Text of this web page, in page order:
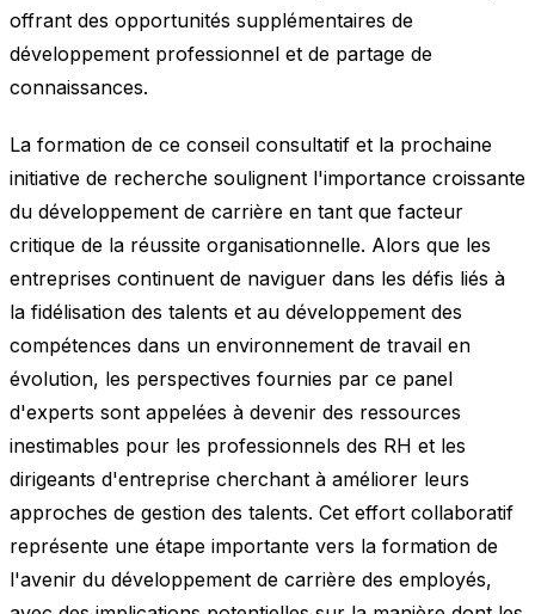
offrant des opportunités supplémentaires de
développement professionnel et de partage de
connaissances.
La formation de ce conseil consultatif et la prochaine
initiative de recherche soulignent l'importance croissante
du développement de carrière en tant que facteur
critique de la réussite organisationnelle. Alors que les
entreprises continuent de naviguer dans les défis liés à
la fidélisation des talents et au développement des
compétences dans un environnement de travail en
évolution, les perspectives fournies par ce panel
d'experts sont appelées à devenir des ressources
inestimables pour les professionnels des RH et les
dirigeants d'entreprise cherchant à améliorer leurs
approches de gestion des talents. Cet effort collaboratif
représente une étape importante vers la formation de
l'avenir du développement de carrière des employés,